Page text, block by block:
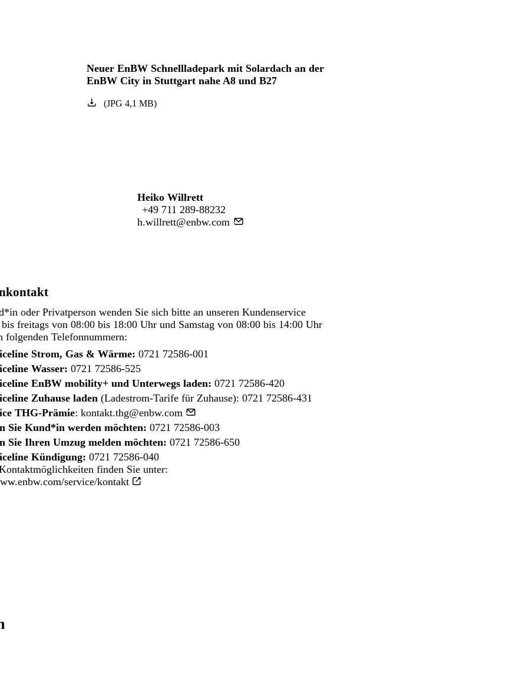
Neuer EnBW Schnellladepark mit Solardach an der
EnBW City in Stuttgart nahe A8 und B27
(JPG 4,1 MB)
Heiko Willrett
+49 711 289-88232
h.willrett@enbw.com
oder Privatperson wenden Sie sich bitte an unseren Kundenservice
bis freitags von 08:00 bis 18:00 Uhr und Samstag von 08:00 bis 14:00 Uhr
folgenden Telefonnummern:
Strom, Gas & Wärme: 0721 72586-001
Wasser: 0721 72586-525
EnBW mobility+ und Unterwegs laden: 0721 72586-420
Zuhause laden (Ladestrom-Tarife für Zuhause): 0721 72586-431
THG-Prämie: kontakt.thg@enbw.com
Sie Kund*in werden möchten: 0721 72586-003
Sie Ihren Umzug melden möchten: 0721 72586-650
Kündigung: 0721 72586-040
finden Sie unter:
service/kontakt